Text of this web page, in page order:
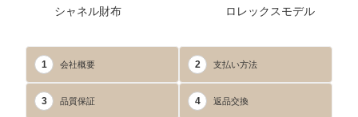
シャネル財布 ロレックスモデル
1 会社概要 2 支払い方法
3 品質保証 4 返品交換